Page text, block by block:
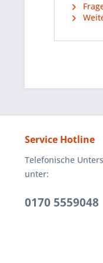
Service Hotline
Telefonische
unter:
0170 5559048